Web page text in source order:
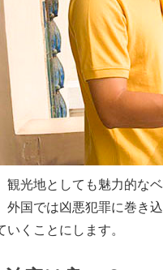
観光地としても魅力的な
外国では凶悪犯罪に巻き
くことにします。